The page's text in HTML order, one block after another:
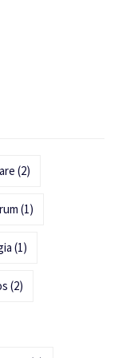
(2)
(1)
(1)
(2)